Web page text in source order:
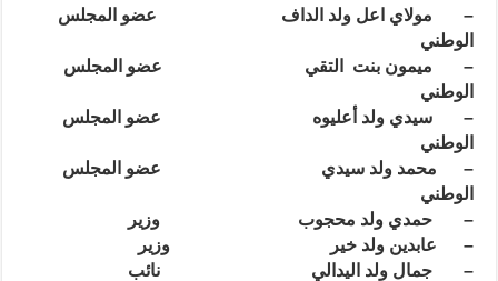
– مولاي اعل ولد الداف عضو المجلس
الوطني
– ميمون بنت التقي عضو المجلس
الوطني
– سيدي ولد أعليوه عضو المجلس
الوطني
– محمد ولد سيدي عضو المجلس
الوطني
– حمدي ولد محجوب وزير
– عابدين ولد خير وزير
– جمال ولد اليدالي نائب